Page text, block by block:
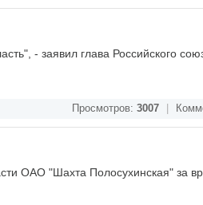
- заявил глава Российского
Просмотров: 3007
ОАО "Шахта Полосухинская" за